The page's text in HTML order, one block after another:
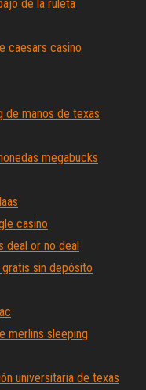
de la ruleta
caesars casino
de manos de texas
megabucks
casino
deal or no deal
sin depósito
merlins sleeping
universitaria de texas